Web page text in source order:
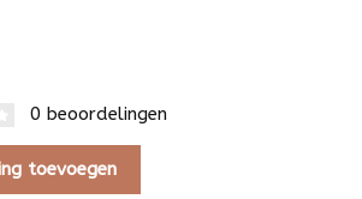
0 beoordelingen
toevoegen